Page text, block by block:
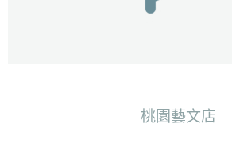
桃園藝文店